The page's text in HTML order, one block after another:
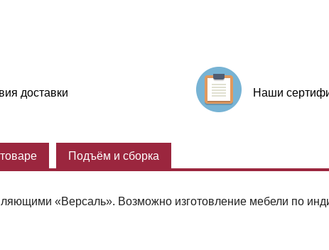
доставки Наши
Подъём и сборка
«Версаль». Возможно изготовление мебели по